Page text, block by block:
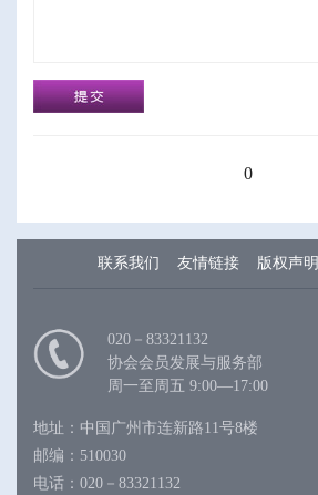
0
联系我们 友情链接 版权声明
020－83321132
协会会员发展与服务部
周一至周五 9:00—17:00
地址：中国广州市连新路11号8楼
邮编：510030
电话：020－83321132